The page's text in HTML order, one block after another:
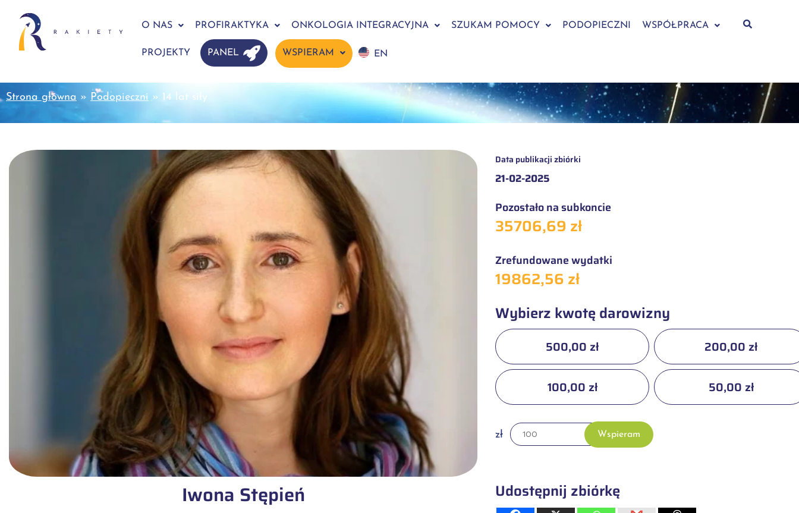
O NAS PROFIRAKTYKA ONKOLOGIA INTEGRACYJNA SZUKAM POMOCY PODOPIECZNI WSPÓŁPRACA
PROJEKTY PANEL WSPIERAM EN
Strona główna » Podopieczni » 14 lat siły
Iwona Stępień
Data publikacji zbiórki
21-02-2025
Pozostało na subkoncie
35706,69 zł
Zrefundowane wydatki
19862,56 zł
Wybierz kwotę darowizny
500,00 zł 200,00 zł
100,00 zł 50,00 zł
zł Wspieram
Udostępnij zbiórkę